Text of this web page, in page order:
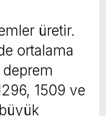
üretir.
ortalama
1509 ve